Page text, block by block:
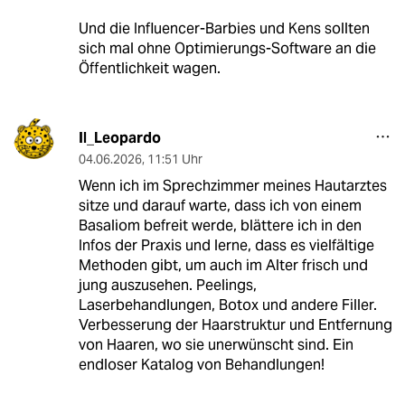
Und die Influencer-Barbies und Kens sollten
sich mal ohne Optimierungs-Software an die
Öffentlichkeit wagen.
Il_Leopardo
04.06.2026, 11:51 Uhr
Wenn ich im Sprechzimmer meines Hautarztes
sitze und darauf warte, dass ich von einem
Basaliom befreit werde, blättere ich in den
Infos der Praxis und lerne, dass es vielfältige
Methoden gibt, um auch im Alter frisch und
jung auszusehen. Peelings,
Laserbehandlungen, Botox und andere Filler.
Verbesserung der Haarstruktur und Entfernung
von Haaren, wo sie unerwünscht sind. Ein
endloser Katalog von Behandlungen!